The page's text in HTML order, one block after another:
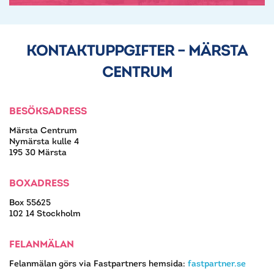
KONTAKTUPPGIFTER – MÄRSTA
CENTRUM
BESÖKSADRESS
Märsta Centrum
Nymärsta kulle 4
195 30 Märsta
BOXADRESS
Box 55625
102 14 Stockholm
FELANMÄLAN
Felanmälan görs via Fastpartners hemsida: fastpartner.se